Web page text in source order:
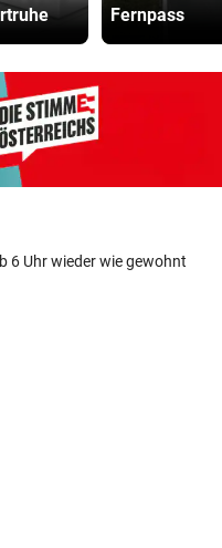
Fernpass
6 Uhr wieder wie gewohnt